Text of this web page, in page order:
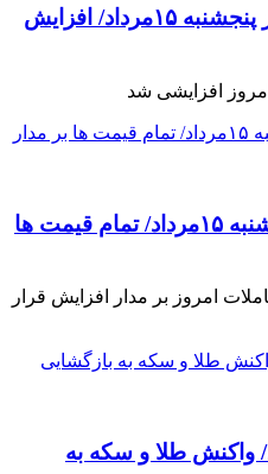
قیمت طلا، دلار و سکه امروز پنجشنبه ۱۵مرداد/ افزایش
افزایشی شد
قیمت طلا و سکه امروز پنجشنبه ۱۵مرداد/ تمام قیمت ها
امروز بر مدار افزایش قرار
واکنش طلا و سکه به